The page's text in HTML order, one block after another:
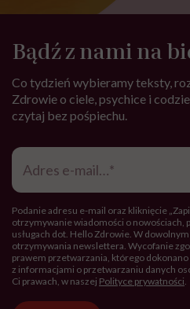
Bądź z nami na
Co tydzień wybieramy teksty,
Zdrowie o ciele, psychice i
czytaj bez pośpiechu.
Adres
mail*
Podanie adresu e-mail oraz kliknięcie
otrzymywanie wiadomości o nowościach,
usługach dot. Hello Zdrowie. W
otrzymywania newslettera. Wycofanie
prawem przetwarzania, którego
z informacjami o przetwarzaniu danych
Ci prawach, w naszej Polityce prywatności.